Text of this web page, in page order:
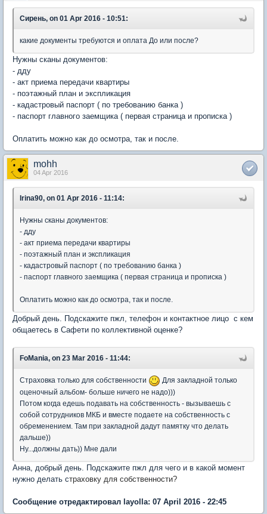
Сирень, on 01 Apr 2016 - 10:51:
какие документы требуются и оплата До или после?
Нужны сканы документов:
- дду
- акт приема передачи квартиры
- поэтажный план и экспликация
- кадастровый паспорт ( по требованию банка )
- паспорт главного заемщика ( первая страница и прописка )
Оплатить можно как до осмотра, так и после.
mohh
04 Apr 2016
Irina90, on 01 Apr 2016 - 11:14:
Нужны сканы документов:
- дду
- акт приема передачи квартиры
- поэтажный план и экспликация
- кадастровый паспорт ( по требованию банка )
- паспорт главного заемщика ( первая страница и прописка )
Оплатить можно как до осмотра, так и после.
Добрый день. Подскажите пжл, телефон и контактное лицо с кем
общаетесь в Сафети по коллективной оценке?
FoMania, on 23 Mar 2016 - 11:44:
Страховка только для собственности
Для закладной только
оценочный альбом- больше ничего не надо)))
Потом когда едешь подавать на собственность - вызываешь с
собой сотрудников МКБ и вместе подаете на собственность с
обременением. Там при закладной дадут памятку что делать
дальше))
Ну...должны дать)) Мне дали
Анна, добрый день. Подскажите пжл для чего и в какой момент
нужно делать страховку для собственности?
Сообщение отредактировал layolla: 07 April 2016 - 22:45